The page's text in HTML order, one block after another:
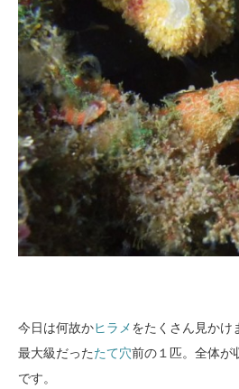
今日は何故かヒラメをたくさん見かけ
最大級だったたて穴前の１匹。全体が
です。